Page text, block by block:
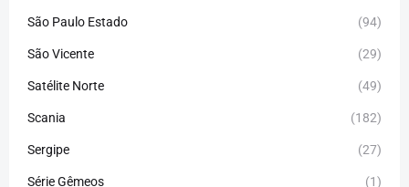
São Paulo Estado (94)
São Vicente (29)
Satélite Norte (49)
Scania (182)
Sergipe (27)
Série Gêmeos (1)